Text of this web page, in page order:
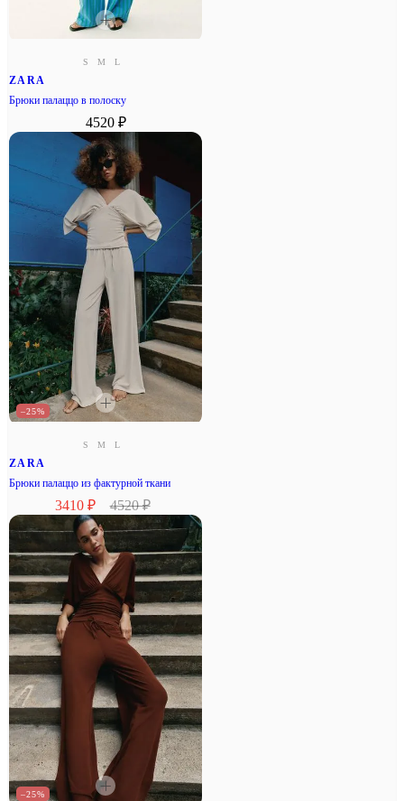
S M L
ZARA
Брюки палаццо в полоску
4520 ₽
–25%
S M L
ZARA
Брюки палаццо из фактурной ткани
3410 ₽ 4520 ₽
–25%